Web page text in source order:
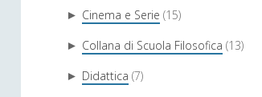
► Cinema e Serie (15)
► Collana di Scuola Filosofica (13)
► Didattica (7)